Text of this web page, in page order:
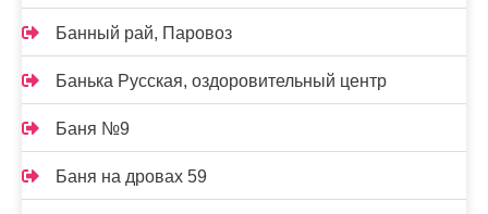
Банный рай, Паровоз
Банька Русская, оздоровительный центр
Баня №9
Баня на дровах 59